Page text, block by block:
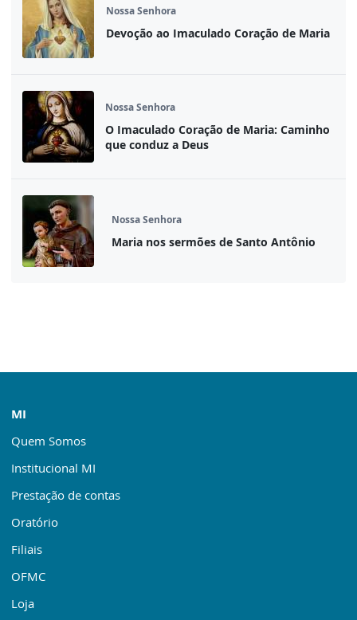
Nossa Senhora
Devoção ao Imaculado Coração de Maria
Nossa Senhora
O Imaculado Coração de Maria: Caminho
que conduz a Deus
Nossa Senhora
Maria nos sermões de Santo Antônio
MI
Quem Somos
Institucional MI
Prestação de contas
Oratório
Filiais
OFMC
Loja